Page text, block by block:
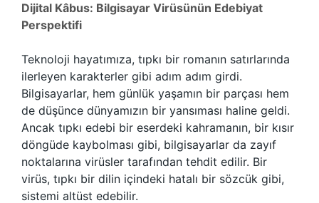
Dijital Kâbus: Bilgisayar Virüsünün Edebiyat
Perspektifi
Teknoloji hayatımıza, tıpkı bir romanın satırlarında
ilerleyen karakterler gibi adım adım girdi.
Bilgisayarlar, hem günlük yaşamın bir parçası hem
de düşünce dünyamızın bir yansıması haline geldi.
Ancak tıpkı edebi bir eserdeki kahramanın, bir kısır
döngüde kaybolması gibi, bilgisayarlar da zayıf
noktalarına virüsler tarafından tehdit edilir. Bir
virüs, tıpkı bir dilin içindeki hatalı bir sözcük gibi,
sistemi altüst edebilir.